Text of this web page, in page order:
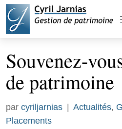
Souvenez-
de patrimoine
par cyriljarnias Actualités,
Placements